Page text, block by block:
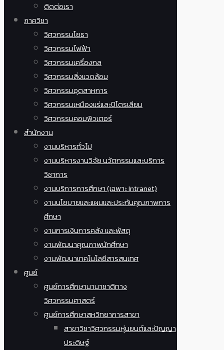
ติดต่อเรา
ภาควิชา
วิศวกรรมโยธา
วิศวกรรมไฟฟ้า
วิศวกรรมเครื่องกล
วิศวกรรมสิ่งแวดล้อม
วิศวกรรมอุตสาหการ
วิศวกรรมเหมืองแร่และปิโตรเลียม
วิศวกรรมคอมพิวเตอร์
สำนักงาน
งานบริหารทั่วไป
งานบริหารงานวิจัย นวัตกรรมและบริการ
วิชาการ
งานบริการการศึกษา (เฉพาะ Intranet)
งานนโยบายและแผนและประกันคุณภาพการ
ศึกษา
งานการเงินการคลัง และพัสดุ
งานพัฒนาคุณภาพนักศึกษา
งานพัฒนาเทคโนโลยีสารสนเทศ
ศูนย์
ศูนย์การศึกษานานาชาติทาง
วิศวกรรมศาสตร์
ศูนย์การศึกษาสหวิทยาการสาขา
สาขาวิชาวิศวกรรมหุ่นยนต์และปัญญา
ประดิษฐ์